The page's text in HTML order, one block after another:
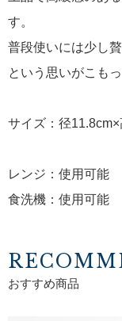
す。
普段使いには少し
という思いがこもっ
サイズ：径
レンジ：使用可能
食洗機：使用可能
おすすめ商品